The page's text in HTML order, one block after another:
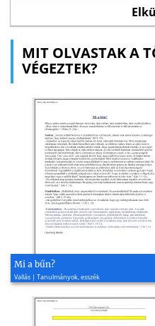
MIT OLVASTAK A
VÉGEZTEK?
Mi a bűn?
Vallás | Tanulmányok, esszék